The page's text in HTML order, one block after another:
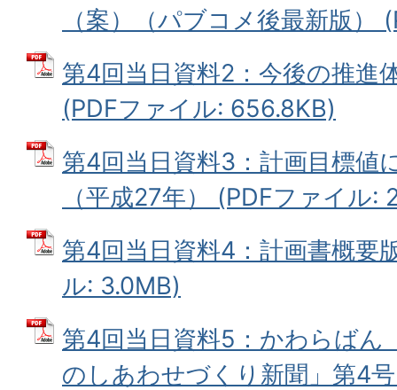
（案）（パブコメ後最新版）
第4回当日資料2：今後の推進
(PDFファイル: 656.8KB)
第4回当日資料3：計画目標値
（平成27年） (PDFファイル:
第4回当日資料4：計画書概要
ル: 3.0MB)
第4回当日資料5：かわらばん
のしあわせづくり新聞」第4